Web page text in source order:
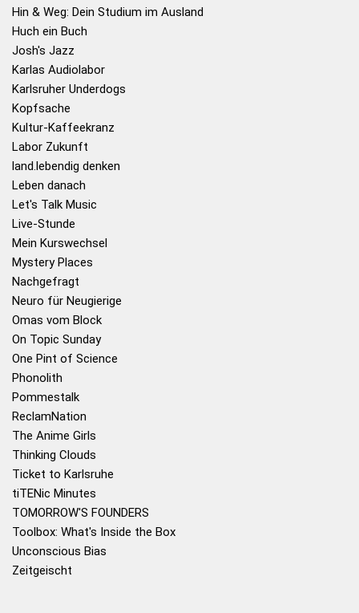
Hin & Weg: Dein Studium im Ausland
Huch ein Buch
Josh's Jazz
Karlas Audiolabor
Karlsruher Underdogs
Kopfsache
Kultur-Kaffeekranz
Labor Zukunft
land.lebendig denken
Leben danach
Let's Talk Music
Live-Stunde
Mein Kurswechsel
Mystery Places
Nachgefragt
Neuro für Neugierige
Omas vom Block
On Topic Sunday
One Pint of Science
Phonolith
Pommestalk
ReclamNation
The Anime Girls
Thinking Clouds
Ticket to Karlsruhe
tiTENic Minutes
TOMORROW'S FOUNDERS
Toolbox: What's Inside the Box
Unconscious Bias
Zeitgeischt